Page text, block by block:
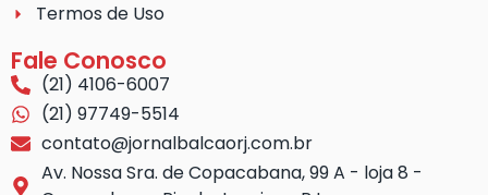
Termos de Uso
Fale Conosco
(21) 4106-6007
(21) 97749-5514
contato@jornalbalcaorj.com.br
Av. Nossa Sra. de Copacabana, 99 A - loja 8 -